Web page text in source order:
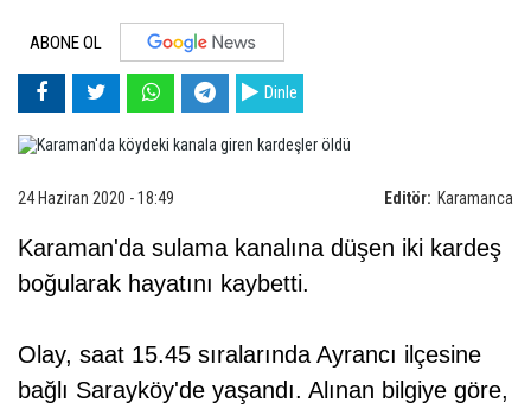
ABONE OL
Dinle
Editör: Karamanca
24 Haziran 2020 - 18:49
Karaman'da sulama kanalına düşen iki kardeş
boğularak hayatını kaybetti.
Olay, saat 15.45 sıralarında Ayrancı ilçesine
bağlı Sarayköy'de yaşandı. Alınan bilgiye göre,